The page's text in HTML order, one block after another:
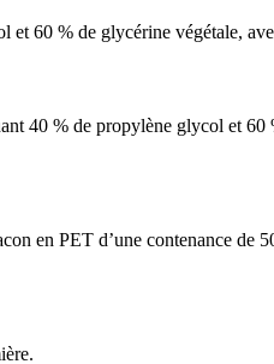
60 % de glycérine végétale,
40 % de propylène glycol et
en PET d’une contenance de